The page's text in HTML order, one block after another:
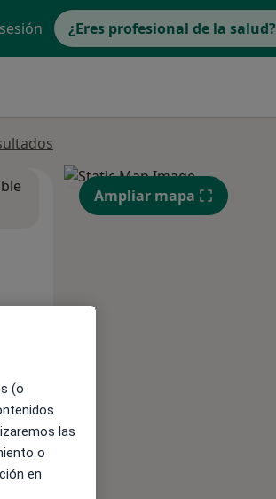
¿Eres profesional de la salud?
Ampliar mapa
(o
las
o
en